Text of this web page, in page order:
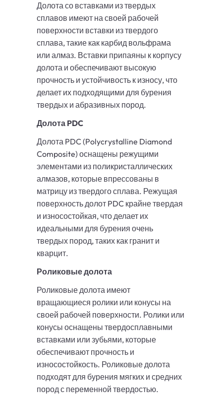
Долота со вставками из твердых
сплавов имеют на своей рабочей
поверхности вставки из твердого
сплава, такие как карбид вольфрама
или алмаз. Вставки припаяны к корпусу
долота и обеспечивают высокую
прочность и устойчивость к износу, что
делает их подходящими для бурения
твердых и абразивных пород.
Долота PDC
Долота PDC (Polycrystalline Diamond
Composite) оснащены режущими
элементами из поликристаллических
алмазов, которые впрессованы в
матрицу из твердого сплава. Режущая
поверхность долот PDC крайне твердая
и износостойкая, что делает их
идеальными для бурения очень
твердых пород, таких как гранит и
кварцит.
Роликовые долота
Роликовые долота имеют
вращающиеся ролики или конусы на
своей рабочей поверхности. Ролики или
конусы оснащены твердосплавными
вставками или зубьями, которые
обеспечивают прочность и
износостойкость. Роликовые долота
подходят для бурения мягких и средних
пород с переменной твердостью.